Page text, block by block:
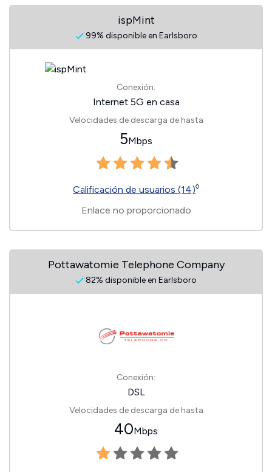
ispMint
99% disponible en Earlsboro
Conexión:
Internet 5G en casa
Velocidades de descarga de hasta
5Mbps
Calificación de usuarios (14)◊
Enlace no proporcionado
Pottawatomie Telephone Company
82% disponible en Earlsboro
Conexión:
DSL
Velocidades de descarga de hasta
40Mbps